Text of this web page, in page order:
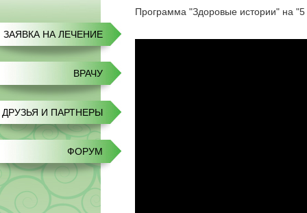
ЗАЯВКА НА ЛЕЧЕНИЕ
ВРАЧУ
ДРУЗЬЯ И ПАРТНЕРЫ
ФОРУМ
Программа "Здоровые истории" на "5